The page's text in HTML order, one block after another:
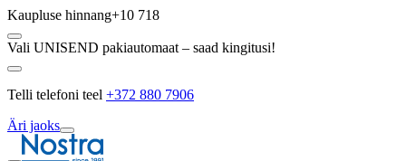
Kaupluse hinnang+10 718
Vali UNISEND pakiautomaat – saad kingitusi!
Telli telefoni teel +372 880 7906
Äri jaoks